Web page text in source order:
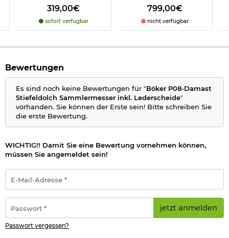
Zertifikat
Lederscheide
Seriennummer
von Chat Nichols USA geschmiedet
58 HRC Rockwell härte
Fulltang
von Hand gefertigt
Klingenlänge: ca. 8,1 cm
Grifflänge: ca. 9,6 cm
Gewicht: ca. 110 g
Material Klinge: 80 Lagen Damast rostfrei
Material Griff: Stahl/Palisanderholz
Muster Klinge: Boomerang
Made in Germany
Bestimmte Messer dürfen nicht überall geführt werden,
319,00€
sofort verfügbar
799,00€
nicht verfügbar
Bewertungen
Es sind noch keine Bewertungen für "Böker P08-Damast
Stiefeldolch Sammlermesser inkl. Lederscheide"
vorhanden. Sie können der Erste sein! Bitte schreiben Sie
die erste Bewertung.
WICHTIG!! Damit Sie eine Bewertung vornehmen können,
müssen Sie angemeldet sein!
Mail-
Adresse
*
jetzt anmelden
Passwort vergessen?